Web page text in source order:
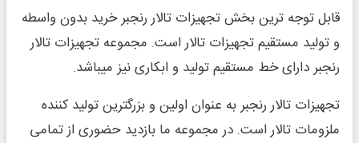
قابل توجه ترین بخش تجهیزات تالار رنجبر خرید بدون واسطه
و تولید مستقیم تجهیزات تالار است. مجموعه تجهیزات تالار
رنجبر دارای خط مستقیم تولید و ابکاری نیز میباشد.
تجهیزات تالار رنجبر به عنوان اولین و بزرگترین تولید کننده
ملزومات تالار است. در مجموعه ما بازدید حضوری از تمامی